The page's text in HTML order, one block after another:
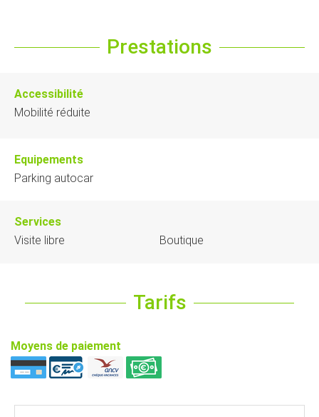
Prestations
Accessibilité
Mobilité réduite
Equipements
Parking autocar
Services
Visite libre
Boutique
Tarifs
Moyens de paiement